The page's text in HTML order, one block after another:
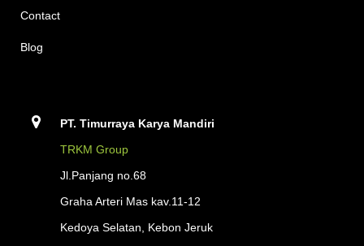
Contact
Blog
PT. Timurraya Karya Mandiri
TRKM Group
Jl.Panjang no.68
Graha Arteri Mas kav.11-12
Kedoya Selatan, Kebon Jeruk